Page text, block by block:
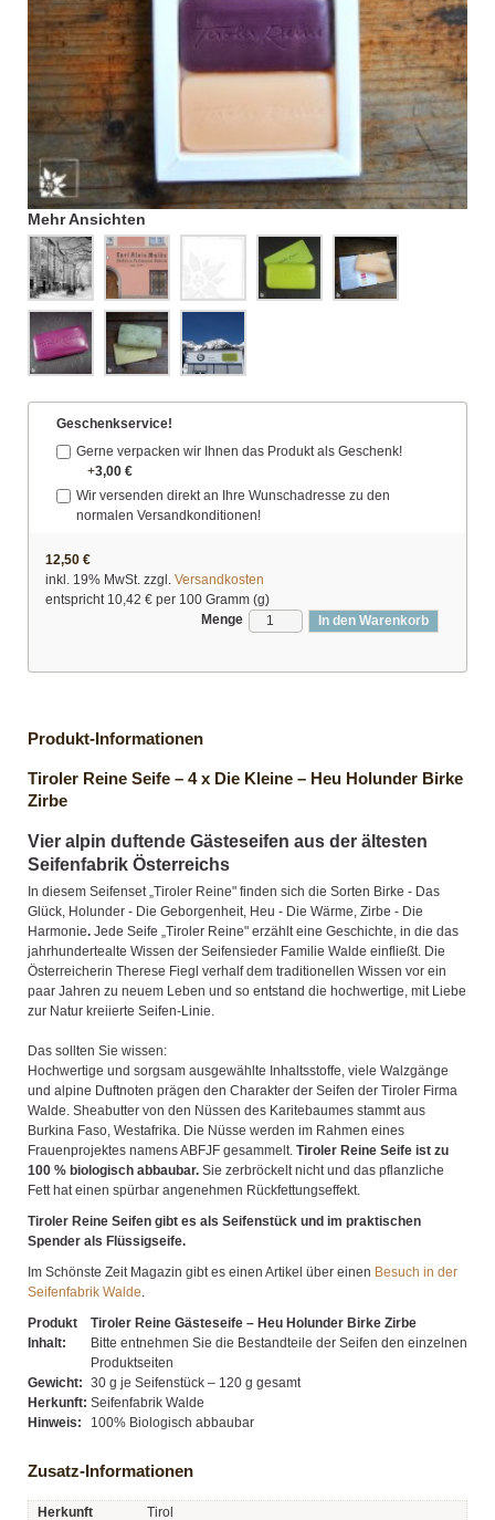
Mehr Ansichten
Geschenkservice!
Gerne verpacken wir Ihnen das Produkt als Geschenk!
+3,00 €
Wir versenden direkt an Ihre Wunschadresse zu den
normalen Versandkonditionen!
12,50 €
inkl. 19% MwSt. zzgl. Versandkosten
entspricht 10,42 € per 100 Gramm (g)
Menge
In den Warenkorb
Produkt-Informationen
Tiroler Reine Seife – 4 x Die Kleine – Heu Holunder Birke
Zirbe
Vier alpin duftende Gästeseifen aus der ältesten
Seifenfabrik Österreichs
In diesem Seifenset „Tiroler Reine" finden sich die Sorten Birke - Das
Glück, Holunder - Die Geborgenheit, Heu - Die Wärme, Zirbe - Die
Harmonie. Jede Seife „Tiroler Reine" erzählt eine Geschichte, in die das
jahrhundertealte Wissen der Seifensieder Familie Walde einfließt. Die
Österreicherin Therese Fiegl verhalf dem traditionellen Wissen vor ein
paar Jahren zu neuem Leben und so entstand die hochwertige, mit Liebe
zur Natur kreiierte Seifen-Linie.
Das sollten Sie wissen:
Hochwertige und sorgsam ausgewählte Inhaltsstoffe, viele Walzgänge
und alpine Duftnoten prägen den Charakter der Seifen der Tiroler Firma
Walde. Sheabutter von den Nüssen des Karitebaumes stammt aus
Burkina Faso, Westafrika. Die Nüsse werden im Rahmen eines
Frauenprojektes namens ABFJF gesammelt. Tiroler Reine Seife ist zu
100 % biologisch abbaubar. Sie zerbröckelt nicht und das pflanzliche
Fett hat einen spürbar angenehmen Rückfettungseffekt.
Tiroler Reine Seifen gibt es als Seifenstück und im praktischen
Spender als Flüssigseife.
Im Schönste Zeit Magazin gibt es einen Artikel über einen Besuch in der
Seifenfabrik Walde.
Produkt
Tiroler Reine Gästeseife – Heu Holunder Birke Zirbe
Inhalt:
Bitte entnehmen Sie die Bestandteile der Seifen den einzelnen
Produktseiten
Gewicht: 30 g je Seifenstück – 120 g gesamt
Herkunft: Seifenfabrik Walde
Hinweis:
100% Biologisch abbaubar
Zusatz-Informationen
Herkunft Tirol